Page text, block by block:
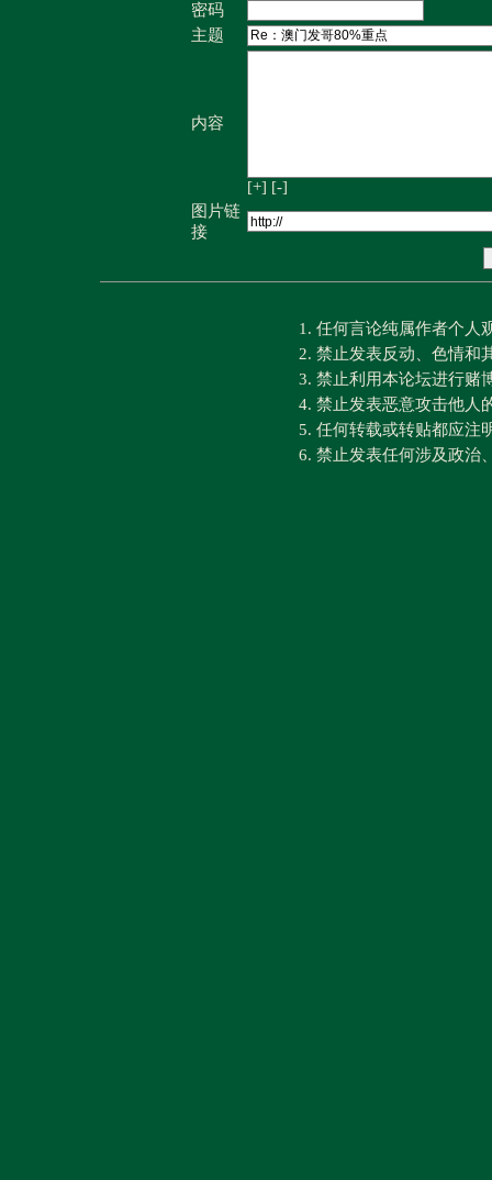
密码
主题
内容
[+] [-]
图片链
接
1. 任何言论纯属作者个人
2. 禁止发表反动、色情和
3. 禁止利用本论坛进行赌
4. 禁止发表恶意攻击他人
5. 任何转载或转贴都应注
6. 禁止发表任何涉及政治